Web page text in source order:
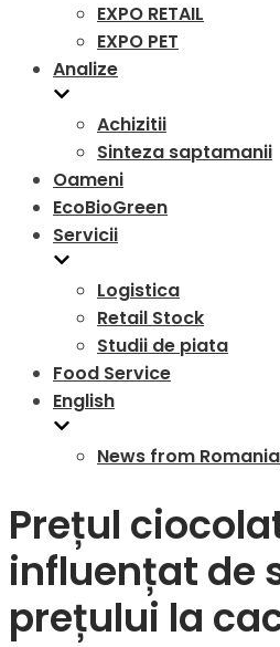
EXPO RETAIL
EXPO PET
Analize
Achizitii
Sinteza saptamanii
Oameni
EcoBioGreen
Servicii
Logistica
Retail Stock
Studii de piata
Food Service
English
News from Romania
Prețul
influențat de
prețului la